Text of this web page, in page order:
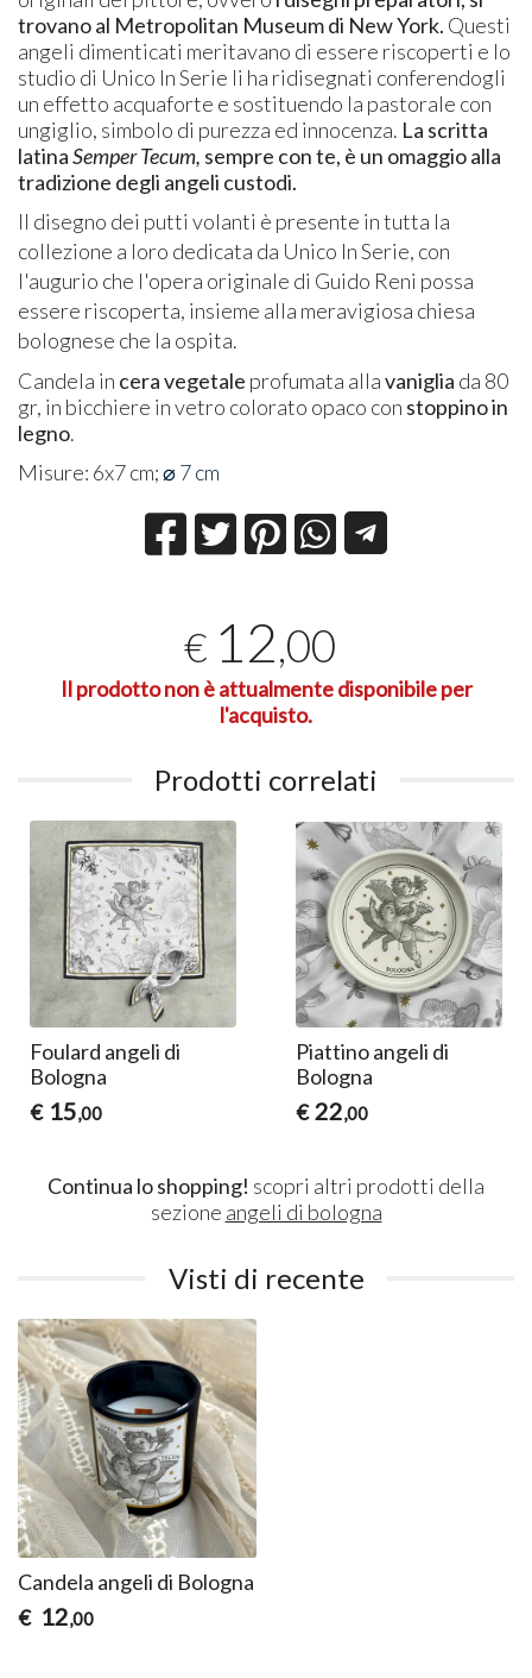
trovano al Metropolitan Museum di New York. Questi
angeli dimenticati meritavano di essere riscoperti e lo
studio di Unico In Serie li ha ridisegnati conferendogli
un effetto acquaforte e sostituendo la pastorale con
ungiglio, simbolo di purezza ed innocenza. La scritta
latinaSemper Tecum, sempre con te, è un omaggio alla
tradizione degli angeli custodi.
Il disegno dei putti volanti è presente in tutta la
collezione a loro dedicata da Unico In Serie, con
l'augurio che l'opera originale di Guido Reni possa
essere riscoperta, insieme alla meravigiosa chiesa
bolognese che la ospita.
Candela in cera vegetale profumata allavaniglia da 80
gr, in bicchiere in vetro colorato opaco con stoppino in
legno.
Misure: 6x7 cm;⌀ 7 cm
€ 12,00
Il prodotto non è attualmente disponibile per
l'acquisto.
Prodotti correlati
Foulard angeli di
Bologna
€ 15,00
Piattino angeli di
Bologna
€ 22,00
Continua lo shopping! scopri altri prodotti della
sezione angeli di bologna
Visti di recente
Candela angeli di Bologna
€ 12,00